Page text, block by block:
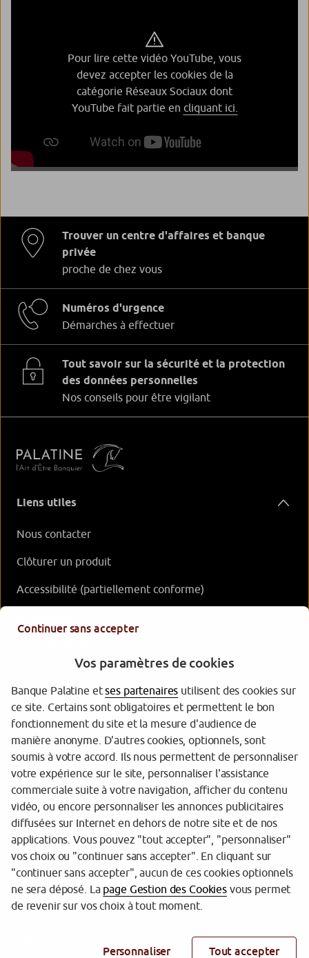
Pour lire cette vidéo YouTube, vous
devez accepter les cookies de la
catégorie Réseaux Sociaux dont
YouTube fait partie en cliquant ici.
Trouver un centre d'affaires et banque
privée
proche de chez vous
Numéros d'urgence
Démarches à effectuer
Tout savoir sur la sécurité et la protection
des données personnelles
Nos conseils pour être vigilant
Liens utiles
Nous contacter
Clôturer un produit
Accessibilité (partiellement conforme)
Garantie des dépôts
Protection des données personnelles
Gestion des cookies
Sécurité
Tarifs
Mentions légales
Continuer sans accepter
Vos paramètres de cookies
Banque Palatine etses partenaires utilisent des cookies sur
ce site. Certains sont obligatoires et permettent le bon
fonctionnement du site et la mesure d'audience de
manière anonyme. D'autres cookies, optionnels, sont
soumis à votre accord. Ils nous permettent de personnaliser
votre expérience sur le site, personnaliser l'assistance
commerciale suite à votre navigation, afficher du contenu
vidéo, ou encore personnaliser les annonces publicitaires
diffusées sur Internet en dehors de notre site et de nos
applications. Vous pouvez "tout accepter", "personnaliser"
vos choix ou "continuer sans accepter". En cliquant sur
"continuer sans accepter", aucun de ces cookies optionnels
ne sera déposé. La page Gestion des Cookiesvous permet
de revenir sur vos choix à tout moment.
Personnaliser Tout accepter